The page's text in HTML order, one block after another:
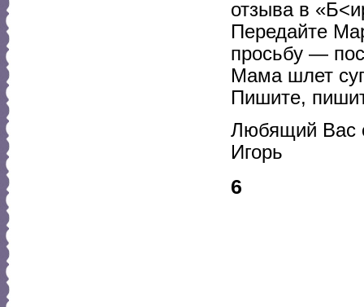
отзыва в
Передайте
просьбу —
Мама шлет
Пишите,
Любящий Вас
Игорь
6